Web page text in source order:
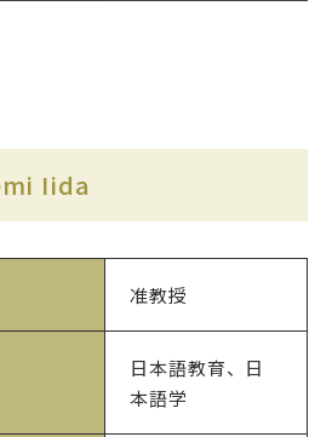
Iida
准教授
日本語教育、日
本語学